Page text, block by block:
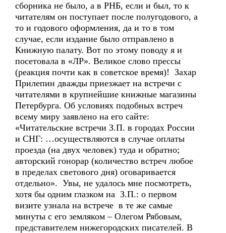
сборника не было, а в РНБ, если и был, то к
читателям он поступает после полугодового, а
то и годового оформления, да и то в том
случае, если издание было отправлено в
Книжную палату. Вот по этому поводу я и
посетовала в «ЛР». Великое слово прессы
(реакция почти как в советское время)! Захар
Прилепин дважды приезжает на встречи с
читателями в крупнейшие книжные магазины
Петербурга. Об условиях подобных встреч
всему миру заявлено на его сайте:
«Читательские встречи З.П. в городах России
и СНГ: …осуществляются в случае оплаты
проезда (на двух человек) туда и обратно;
авторский гонорар (количество встреч любое
в пределах светового дня) оговаривается
отдельно». Увы, не удалось мне посмотреть,
хотя бы одним глазком на З.П.: о первом
визите узнала на встрече в те же самые
минуты с его земляком – Олегом Рябовым,
представителем нижегородских писателей. В